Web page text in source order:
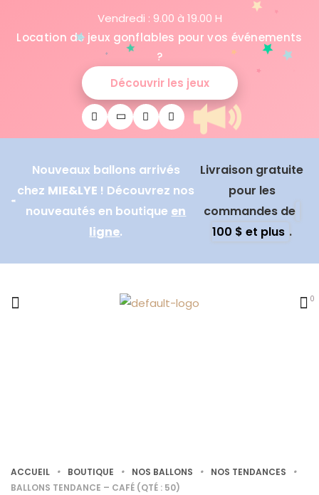
Vendredi : 9.00 à 19.00 H
Location de jeux gonflables pour vos événements
?
Découvrir les jeux
Nouveaux ballons arrivés
chez MIE&LYE ! Découvrez nos
nouveautés en boutique en
ligne.
Livraison gratuite
pour les
commandes de
100 $ et plus .
0
ACCUEIL • BOUTIQUE • NOS BALLONS • NOS TENDANCES
•
BALLONS TENDANCE – CAFÉ (QTÉ : 50)